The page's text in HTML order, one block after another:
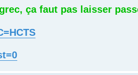
ça faut pas laisser